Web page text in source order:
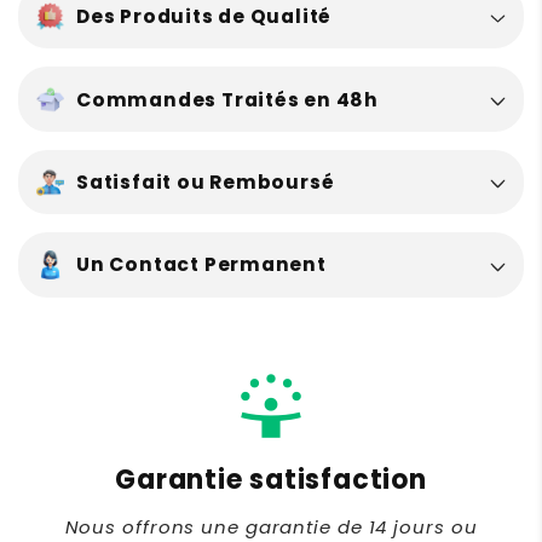
Des Produits de Qualité
Commandes Traités en 48h
Satisfait ou Remboursé
Un Contact Permanent
support_agent
Service client Français
Service client professionnel 7 jours sur 7 pour